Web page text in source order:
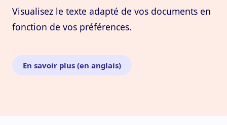
Visualisez le texte adapté de vos documents en
fonction de vos préférences.
En savoir plus (en anglais)